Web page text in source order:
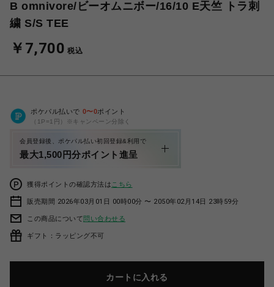
B omnivore/ビーオムニボー/16/10 E天竺 トラ刺
繍 S/S TEE
￥7,700 税込
ポケパル払いで 0〜0ポイント
（1P=1円）※キャンペーン分除く
会員登録後、ポケパル払い初回登録&利用で
最大1,500円分ポイント進呈
獲得ポイントの確認方法は こちら
販売期間 2026年03月01日 00時00分 〜 2050年02月14日 23時59分
この商品について問い合わせる
ギフト：ラッピング不可
カートに入れる